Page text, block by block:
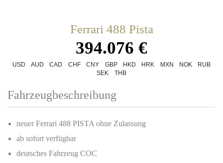
Ferrari 488 Pista
394.076 €
USD AUD CAD CHF CNY GBP HKD HRK MXN NOK
RUB
SEK
THB
Fahrzeugbeschreibung
neuer Ferrari 488 PISTA ohne Zulassung
ab sofort verfügbar
deutsches Fahrzeug COC